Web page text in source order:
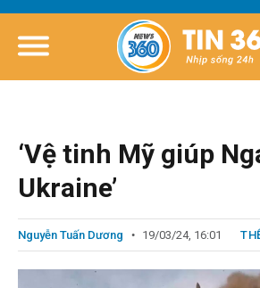
‘Vệ tinh Mỹ giúp
Ukraine’
Nguyễn Tuấn Dương 19/03/24, 16:01